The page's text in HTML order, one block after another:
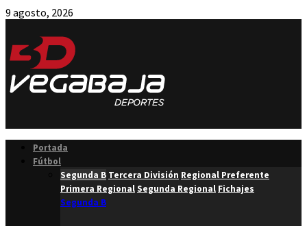
9 agosto, 2026
Portada
Fútbol
Segunda B Tercera División Regional Preferente
Primera RegionalSegunda Regional Fichajes
Segunda B